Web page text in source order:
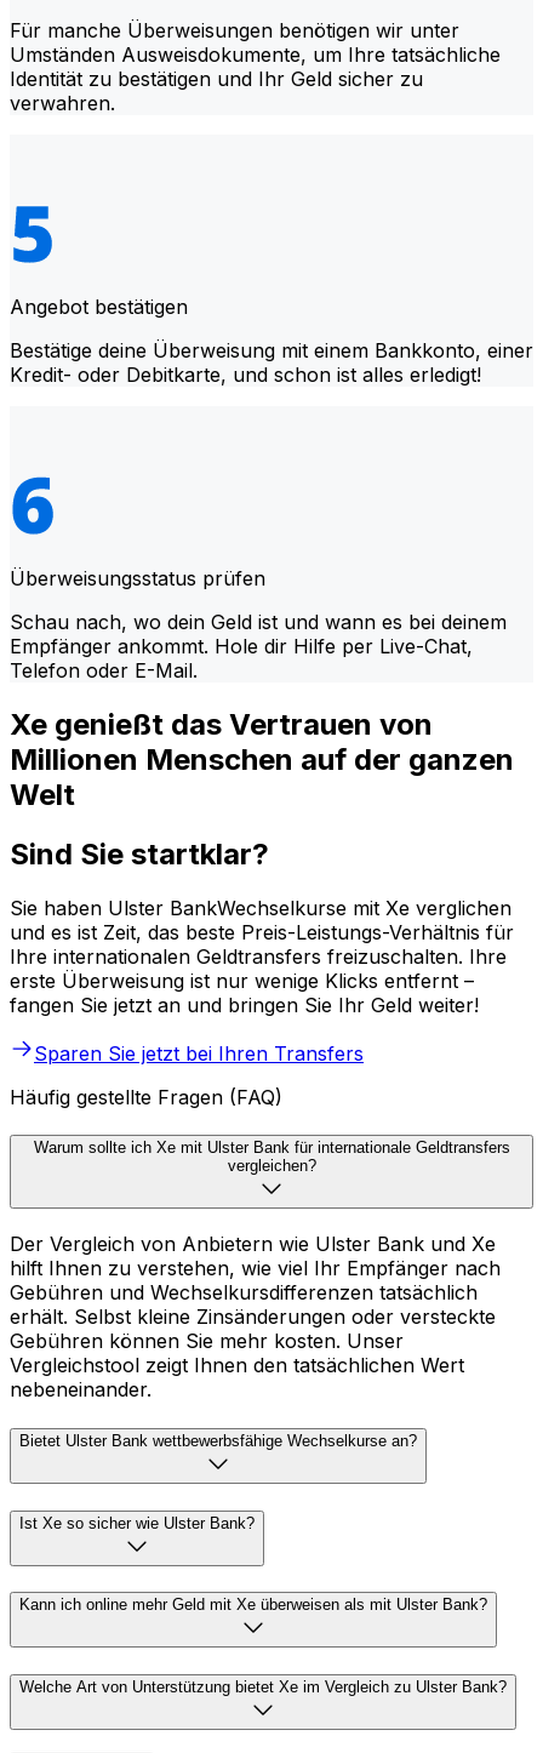
Für manche Überweisungen benötigen wir unter
Umständen Ausweisdokumente, um Ihre tatsächliche
Identität zu bestätigen und Ihr Geld sicher zu
verwahren.
Angebot bestätigen
Bestätige deine Überweisung mit einem Bankkonto, einer
Kredit- oder Debitkarte, und schon ist alles erledigt!
Überweisungsstatus prüfen
Schau nach, wo dein Geld ist und wann es bei deinem
Empfänger ankommt. Hole dir Hilfe per Live-Chat,
Telefon oder E-Mail.
Xe genießt das Vertrauen von
Millionen Menschen auf der ganzen
Welt
Sind Sie startklar?
Sie haben Ulster BankWechselkurse mit Xe verglichen
und es ist Zeit, das beste Preis-Leistungs-Verhältnis für
Ihre internationalen Geldtransfers freizuschalten. Ihre
erste Überweisung ist nur wenige Klicks entfernt –
fangen Sie jetzt an und bringen Sie Ihr Geld weiter!
Sparen Sie jetzt bei Ihren Transfers
Häufig gestellte Fragen (FAQ)
Warum sollte ich Xe mit Ulster Bank für internationale Geldtransfers
vergleichen?
Der Vergleich von Anbietern wie Ulster Bank und Xe
hilft Ihnen zu verstehen, wie viel Ihr Empfänger nach
Gebühren und Wechselkursdifferenzen tatsächlich
erhält. Selbst kleine Zinsänderungen oder versteckte
Gebühren können Sie mehr kosten. Unser
Vergleichstool zeigt Ihnen den tatsächlichen Wert
nebeneinander.
Bietet Ulster Bank wettbewerbsfähige Wechselkurse an?
Ist Xe so sicher wie Ulster Bank?
Kann ich online mehr Geld mit Xe überweisen als mit Ulster Bank?
Welche Art von Unterstützung bietet Xe im Vergleich zu Ulster Bank?